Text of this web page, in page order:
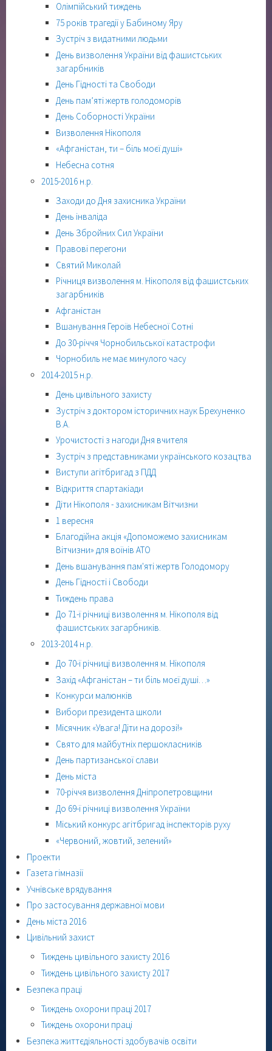
Олімпійський тиждень
75 років трагедії у Бабиному Яру
Зустріч з видатними людьми
День визволення України від фашистських
загарбників
День Гідності та Свободи
День пам’яті жертв голодоморів
День Соборності України
Визволення Нікополя
«Афганістан, ти – біль моєї душі»
Небесна сотня
2015-2016 н.р.
Заходи до Дня захисника України
День інваліда
День Збройних Сил України
Правові перегони
Святий Миколай
Річниця визволення м. Нікополя від фашистських
загарбників
Афганістан
Вшанування Героїв Небесної Сотні
До 30-річчя Чорнобильської катастрофи
Чорнобиль не має минулого часу
2014-2015 н.р.
День цивільного захисту
Зустріч з доктором історичних наук Брехуненко
В.А.
Урочистості з нагоди Дня вчителя
Зустріч з представниками українського козацтва
Виступи агітбригад з ПДД
Відкриття спартакіади
Діти Нікополя - захисникам Вітчизни
1 вересня
Благодійна акція «Допоможемо захисникам
Вітчизни» для воїнів АТО
День вшанування пам'яті жертв Голодомору
День Гідності і Свободи
Тиждень права
До 71-ї річниці визволення м. Нікополя від
фашистських загарбників.
2013-2014 н.р.
До 70-ї річниці визволення м. Нікополя
Захід «Афганістан – ти біль моєї душі…»
Конкурси малюнків
Вибори президента школи
Місячник «Увага! Діти на дорозі!»
Свято для майбутніх першокласників
День партизанської слави
День міста
70-річчя визволення Дніпропетровщини
До 69-ї річниці визволення України
Міський конкурс агітбригад інспекторів руху
«Червоний, жовтий, зелений»
Проекти
Газета гімназії
Учнівське врядування
Про застосування державної мови
День міста 2016
Цивільний захист
Тиждень цивільного захисту 2016
Тиждень цивільного захисту 2017
Безпека праці
Тиждень охорони праці 2017
Тиждень охорони праці
Безпека життєдіяльності здобувачів освіти